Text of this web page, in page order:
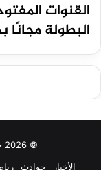
البطولة مجانًا
© 2026 حقوق النشر محفوظة لـ هنـا القــاهــرة
الأخبار
حوادث